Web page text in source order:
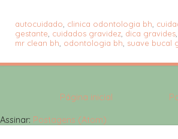
autocuidado clinica odontologia bh
gestante cuidados gravidez dica gravides
mr clean bh odontologia bh suave bucal
Página inicial
Assinar: Postagens (Atom)